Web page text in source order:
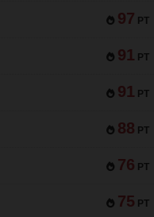
97 PT
91 PT
91 PT
88 PT
76 PT
75 PT